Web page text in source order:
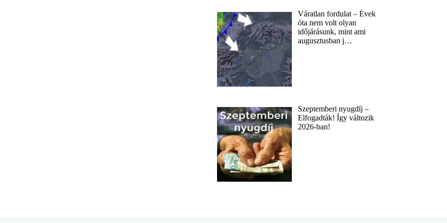
Váratlan fordulat – Évek
óta nem volt olyan
időjárásunk, mint ami
augusztusban j…
Szeptemberi nyugdíj –
Elfogadták! Így változik
2026-ban!